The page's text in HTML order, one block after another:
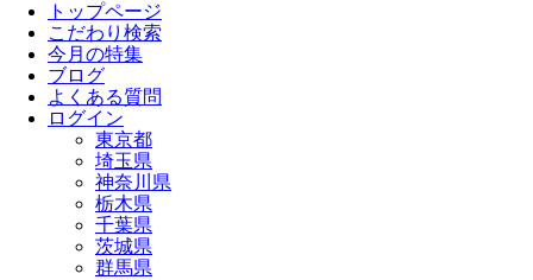
トップページ
こだわり検索
今月の特集
ブログ
よくある質問
ログイン
東京都
埼玉県
神奈川県
栃木県
千葉県
茨城県
群馬県